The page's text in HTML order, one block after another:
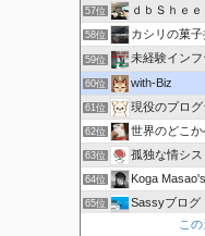
57位 ｄｂＳｈｅ
58位 カシリの菓子
59位 未経験インフ
60位 with-Biz
61位 現役のプロ
62位 世界のどこ
63位 孤独な情シス
64位 Koga
65位 Sassyブログ
IT小僧の時
こ